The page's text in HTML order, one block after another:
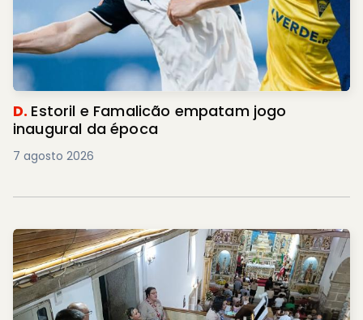
D. Estoril e Famalicão empatam jogo
inaugural da época
7 agosto 2026